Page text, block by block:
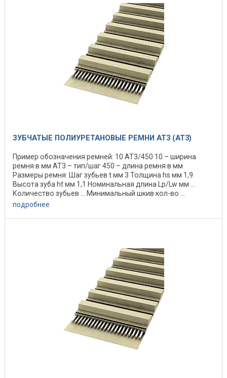
ЗУБЧАТЫЕ ПОЛИУРЕТАНОВЫЕ РЕМНИ AT3 (АТ3)
Пример обозначения ремней: 10 АТ3/450 10 – ширина
ремня в мм АТ3 – тип/шаг 450 – длина ремня в мм
Размеры ремня: Шаг зубьев t мм 3 Толщина hs мм 1,9
Высота зуба ht мм 1,1 Номинальная длина Lp/Lw мм ...
Количество зубьев ... Минимальный шкив кол-во ...
подробнее